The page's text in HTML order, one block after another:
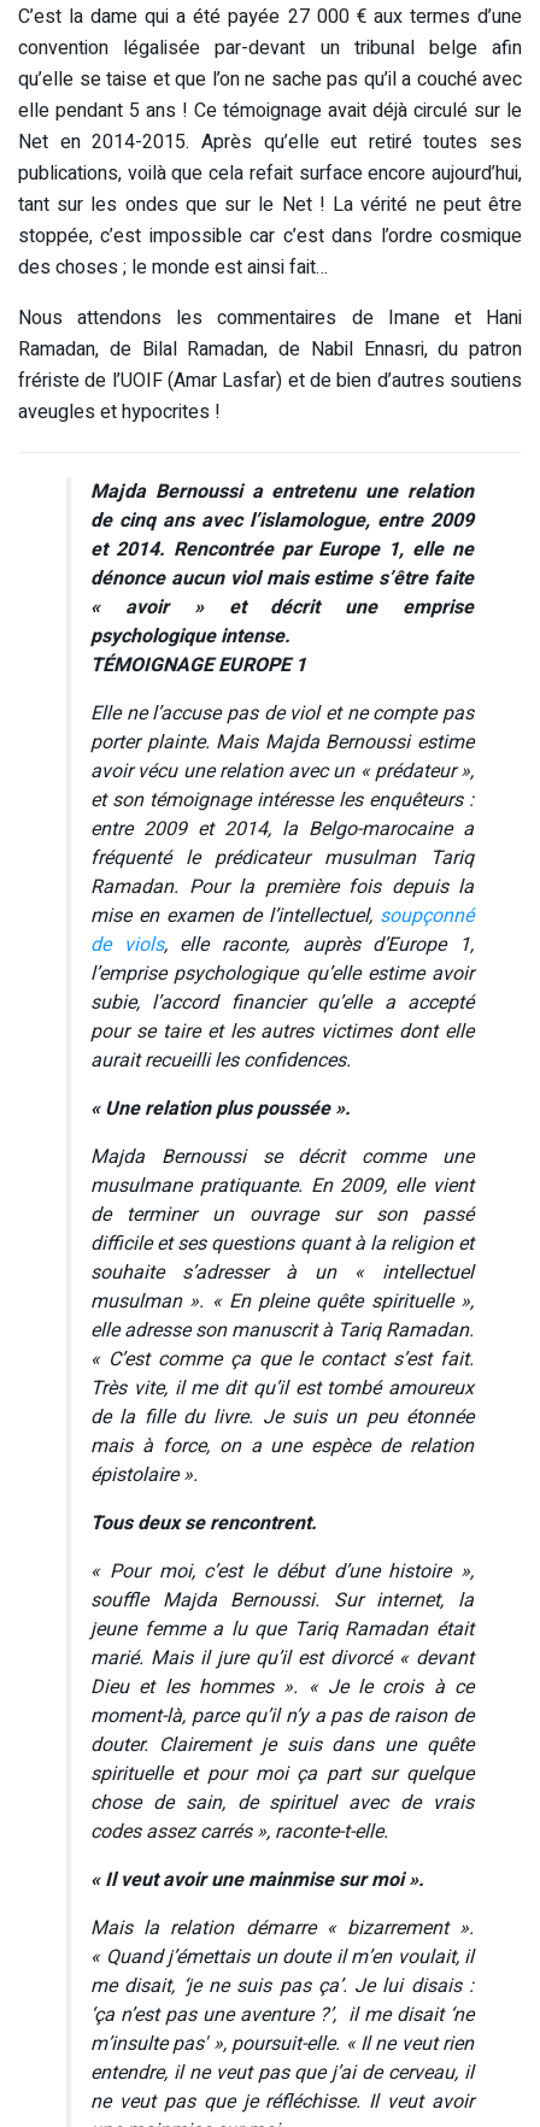
C’est la dame qui a été payée 27 000 € aux termes d’une
convention légalisée par-devant un tribunal belge afin
qu’elle se taise et que l’on ne sache pas qu’il a couché avec
elle pendant 5 ans ! Ce témoignage avait déjà circulé sur le
Net en 2014-2015. Après qu’elle eut retiré toutes ses
publications, voilà que cela refait surface encore aujourd’hui,
tant sur les ondes que sur le Net ! La vérité ne peut être
stoppée, c’est impossible car c’est dans l’ordre cosmique
des choses ; le monde est ainsi fait…
Nous attendons les commentaires de Imane et Hani
Ramadan, de Bilal Ramadan, de Nabil Ennasri, du patron
frériste de l’UOIF (Amar Lasfar) et de bien d’autres soutiens
aveugles et hypocrites !
Majda Bernoussi a entretenu une relation
de cinq ans avec l’islamologue, entre 2009
et 2014. Rencontrée par Europe 1, elle ne
dénonce aucun viol mais estime s’être faite
« avoir » et décrit une emprise
psychologique intense.
TÉMOIGNAGE EUROPE 1
Elle ne l’accuse pas de viol et ne compte pas
porter plainte. Mais Majda Bernoussi estime
avoir vécu une relation avec un « prédateur »,
et son témoignage intéresse les enquêteurs :
entre 2009 et 2014, la Belgo-marocaine a
fréquenté le prédicateur musulman Tariq
Ramadan. Pour la première fois depuis la
mise en examen de l’intellectuel, soupçonné
de viols, elle raconte, auprès d’Europe 1,
l’emprise psychologique qu’elle estime avoir
subie, l’accord financier qu’elle a accepté
pour se taire et les autres victimes dont elle
aurait recueilli les confidences.
« Une relation plus poussée ».
Majda Bernoussi se décrit comme une
musulmane pratiquante. En 2009, elle vient
de terminer un ouvrage sur son passé
difficile et ses questions quant à la religion et
souhaite s’adresser à un « intellectuel
musulman ». « En pleine quête spirituelle »,
elle adresse son manuscrit à Tariq Ramadan.
« C’est comme ça que le contact s’est fait.
Très vite, il me dit qu’il est tombé amoureux
de la fille du livre. Je suis un peu étonnée
mais à force, on a une espèce de relation
épistolaire ».
Tous deux se rencontrent.
« Pour moi, c’est le début d’une histoire »,
souffle Majda Bernoussi. Sur internet, la
jeune femme a lu que Tariq Ramadan était
marié. Mais il jure qu’il est divorcé « devant
Dieu et les hommes ». « Je le crois à ce
moment-là, parce qu’il n’y a pas de raison de
douter. Clairement je suis dans une quête
spirituelle et pour moi ça part sur quelque
chose de sain, de spirituel avec de vrais
codes assez carrés », raconte-t-elle.
« Il veut avoir une mainmise sur moi ».
Mais la relation démarre « bizarrement ».
« Quand j’émettais un doute il m’en voulait, il
me disait, ‘je ne suis pas ça’. Je lui disais :
‘ça n’est pas une aventure ?’, il me disait ‘ne
m’insulte pas' », poursuit-elle. « Il ne veut rien
entendre, il ne veut pas que j’ai de cerveau, il
ne veut pas que je réfléchisse. Il veut avoir